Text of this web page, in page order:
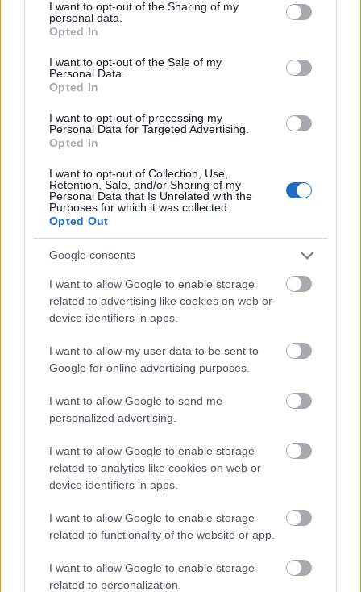
not limited to your visit or usage behaviour. You may click to
grant or deny consent to Google and its third-party tags to
use your data for below specified purposes in below Google
consent section.
I want to opt-out of the Sharing of my
personal data.
Opted In
I want to opt-out of the Sale of my
Personal Data.
Opted In
I want to opt-out of processing my
Personal Data for Targeted Advertising.
Opted In
I want to opt-out of Collection, Use,
Retention, Sale, and/or Sharing of my
Personal Data that Is Unrelated with the
Purposes for which it was collected.
Opted Out
Google consents
I want to allow Google to enable storage
related to advertising like cookies on web or
device identifiers in apps.
I want to allow my user data to be sent to
Google for online advertising purposes.
I want to allow Google to send me
personalized advertising.
I want to allow Google to enable storage
related to analytics like cookies on web or
device identifiers in apps.
I want to allow Google to enable storage
related to functionality of the website or app.
I want to allow Google to enable storage
related to personalization.
Manaus: a dzsungel szívének városa
Magyarország rejtett gyöngyszemei
Az egygyermekes politika és Kína gazdasági
kihívásai
torzítások
A világ legveszélyesebb migrációs útvonalai: A
Indiai-óceáni út
A közlekedés mérföldkövei
FACEBOOK
LEGFRISSEBB
A közlekedés mérföldkövei